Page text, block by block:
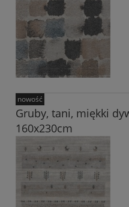
Gruby, tani, miękki
160x230cm
nowość